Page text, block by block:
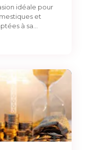
idéale pour
et
à sa…